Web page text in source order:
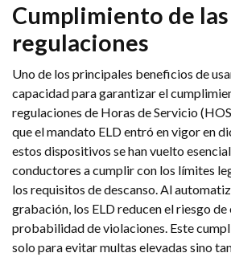
Cumplimiento de las
regulaciones
Uno de los principales beneficios de
capacidad para garantizar el
regulaciones de Horas de Servicio
que el mandato ELD entró en vigor en
estos dispositivos se han vuelto
conductores a cumplir con los límites
los requisitos de descanso. Al
grabación, los ELD reducen el riesgo
probabilidad de violaciones. Este
solo para evitar multas elevadas sino